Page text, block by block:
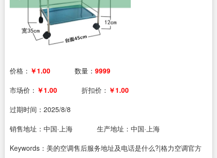
价格： ￥1.00 数量： 9999
市场价： ￥1.00 折扣价： ￥1.00
过期时间： 2025/8/8
销售地址：中国·上海
生产地址：中国·上海
Keywords：美的空调售后服务地址及电话是什么?|格力空调官方